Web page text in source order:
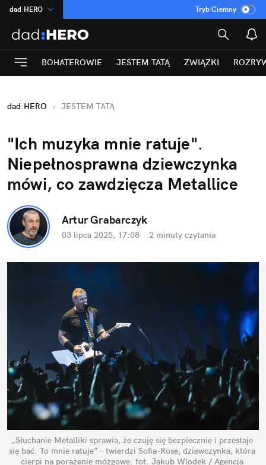
dad:HERO
:Temat
INN:Poland
ASZ:dziennik
Rozrywka
Tryb Ciemny
BOHATEROWIE JESTEM TATĄ ZWIĄZKI
dad:HERO JESTEM TATĄ
"Ich muzyka mnie ratuje".
Niepełnosprawna dziewczynka
mówi, co zawdzięcza Metallice
Artur Grabarczyk
03 lipca 2025, 17:08 · 2 minuty czytania
„Słuchanie Metalliki sprawia, że ​​czuję się bezpiecznie i przestaje
się bać. To mnie ratuje” – twierdzi Sofia-Rose, dziewczynka, która
cierpi na porażenie mózgowe. fot. Jakub Wlodek / Agencja